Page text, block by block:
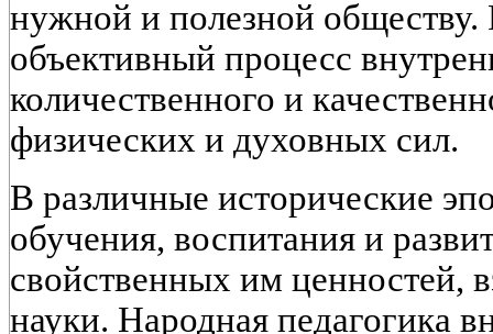
нужной и полезной обществу.
объективный процесс
количественного и
физических и духовных сил.
В различные исторические
обучения, воспитания и
свойственных им ценностей,
науки. Народная педагогика